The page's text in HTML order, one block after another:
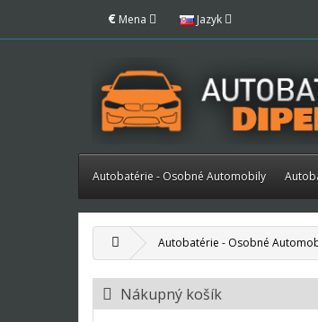
€ Mena Jazyk
Autobatérie - Osobné Automobily
Autobatérie - Osobné
Nákupný košík